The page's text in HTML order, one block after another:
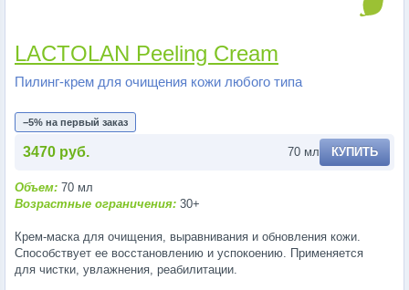
LACTOLAN Peeling Cream
Пилинг-крем для очищения кожи любого типа
−5% на первый заказ
3470 руб. 70 мл КУПИТЬ
Объем: 70 мл
Возрастные ограничения: 30+
Крем-маскадля очищения, выравнивания и обновления кожи.
Способствует ее восстановлению и успокоению. Применяется
для чистки, увлажнения, реабилитации.